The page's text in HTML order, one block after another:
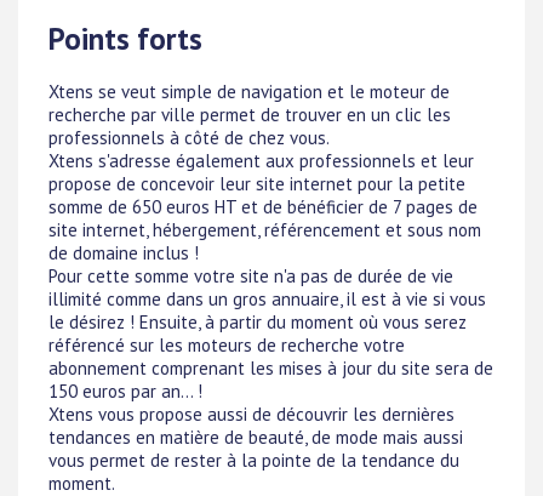
Points forts
Xtens se veut simple de navigation et le moteur de
recherche par ville permet de trouver en un clic les
professionnels à côté de chez vous.
Xtens s'adresse également aux professionnels et leur
propose de concevoir leur site internet pour la petite
somme de 650 euros HT et de bénéficier de 7 pages de
site internet, hébergement, référencement et sous nom
de domaine inclus !
Pour cette somme votre site n'a pas de durée de vie
illimité comme dans un gros annuaire, il est à vie si vous
le désirez ! Ensuite, à partir du moment où vous serez
référencé sur les moteurs de recherche votre
abonnement comprenant les mises à jour du site sera de
150 euros par an... !
Xtens vous propose aussi de découvrir les dernières
tendances en matière de beauté, de mode mais aussi
vous permet de rester à la pointe de la tendance du
moment.